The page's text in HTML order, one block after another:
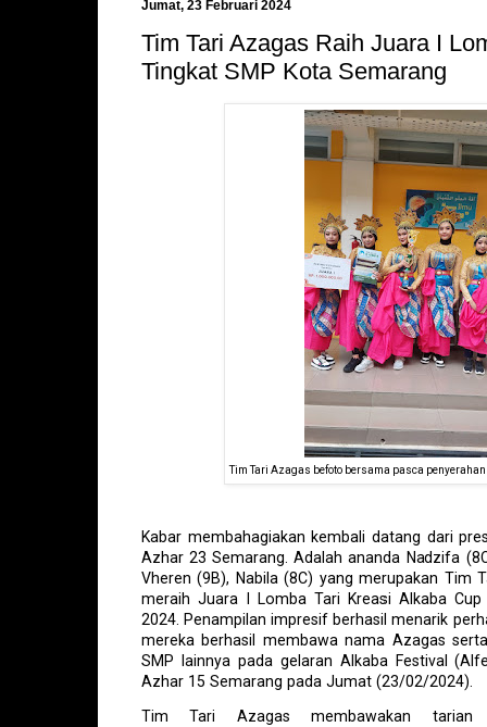
Jumat, 23 Februari 2024
Tim Tari Azagas Raih Juara I
Tingkat SMP Kota Semarang
Tim Tari Azagas befoto bersama pasca
Kabar membahagiakan kembali datang dari
Azhar 23 Semarang. Adalah ananda Nadzifa
Vheren (9B), Nabila (8C) yang merupakan Tim
meraih Juara I Lomba Tari Kreasi Alkaba
2024. Penampilan impresif berhasil menarik
mereka berhasil membawa nama Azagas
SMP lainnya pada gelaran Alkaba Festival
Azhar 15 Semarang pada Jumat (23/02/2024).
Tim Tari Azagas membawakan